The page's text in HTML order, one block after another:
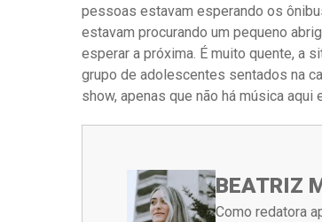
pessoas estavam esperando os
estavam procurando um pequeno
esperar a próxima. É muito quente, a
grupo de adolescentes sentados na
show, apenas que não há música aqui
BEATRIZ
Como redatora